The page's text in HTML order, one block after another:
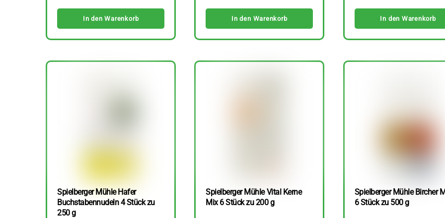
In den Warenkorb In den Warenkorb In den Warenkorb
Spielberger Mühle Hafer
Buchstabennudeln 4 Stück zu
250 g
Spielberger Mühle Vital Kerne
Mix 6 Stück zu 200 g
Spielberger Mühle Bircher
6 Stück zu 500 g